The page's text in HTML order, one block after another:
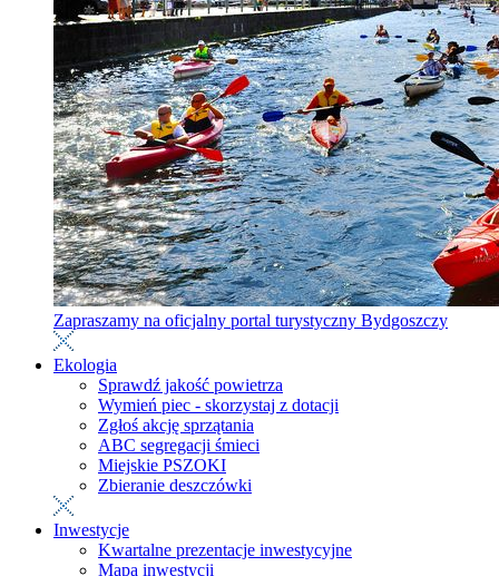
Zapraszamy na oficjalny portal turystyczny Bydgoszczy
Ekologia
Sprawdź jakość powietrza
Wymień piec - skorzystaj z dotacji
Zgłoś akcję sprzątania
ABC segregacji śmieci
Miejskie PSZOKI
Zbieranie deszczówki
Inwestycje
Kwartalne prezentacje inwestycyjne
Mapa inwestycji